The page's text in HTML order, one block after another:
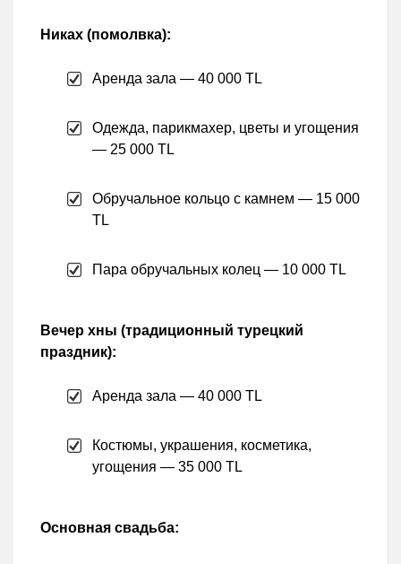
Никах (помолвка):
Аренда зала — 40 000 TL
Одежда, парикмахер, цветы и угощения
— 25 000 TL
Обручальное кольцо с камнем — 15 000
TL
Пара обручальных колец — 10 000 TL
Вечер хны (традиционный турецкий
праздник):
Аренда зала — 40 000 TL
Костюмы, украшения, косметика,
угощения — 35 000 TL
Основная свадьба: